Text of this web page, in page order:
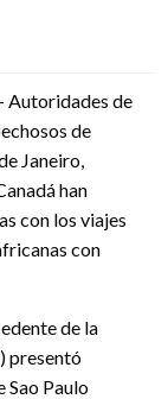
Autoridades de
de
Janeiro,
han
con los viajes
con
de la
presentó
Sao Paulo